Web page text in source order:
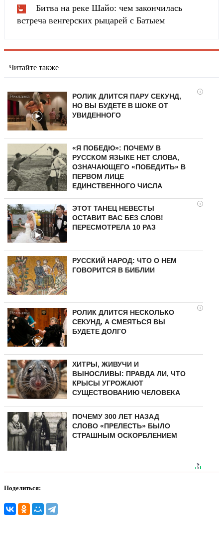
Битва на реке Шайо: чем закончилась
встреча венгерских рыцарей с Батыем
Читайте также
i
РОЛИК ДЛИТСЯ ПАРУ СЕКУНД,
НО ВЫ БУДЕТЕ В ШОКЕ ОТ
УВИДЕННОГО
«Я ПОБЕДЮ»: ПОЧЕМУ В
РУССКОМ ЯЗЫКЕ НЕТ СЛОВА,
ОЗНАЧАЮЩЕГО «ПОБЕДИТЬ» В
ПЕРВОМ ЛИЦЕ
ЕДИНСТВЕННОГО ЧИСЛА
i
ЭТОТ ТАНЕЦ НЕВЕСТЫ
ОСТАВИТ ВАС БЕЗ СЛОВ!
ПЕРЕСМОТРЕЛА 10 РАЗ
РУССКИЙ НАРОД: ЧТО О НЕМ
ГОВОРИТСЯ В БИБЛИИ
i
РОЛИК ДЛИТСЯ НЕСКОЛЬКО
СЕКУНД, А СМЕЯТЬСЯ ВЫ
БУДЕТЕ ДОЛГО
ХИТРЫ, ЖИВУЧИ И
ВЫНОСЛИВЫ: ПРАВДА ЛИ, ЧТО
КРЫСЫ УГРОЖАЮТ
СУЩЕСТВОВАНИЮ ЧЕЛОВЕКА
ПОЧЕМУ 300 ЛЕТ НАЗАД
СЛОВО «ПРЕЛЕСТЬ» БЫЛО
СТРАШНЫМ ОСКОРБЛЕНИЕМ
Поделиться: